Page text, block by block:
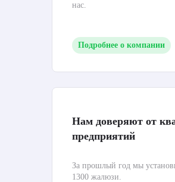
нас.
Подробнее о компании
Нам доверяют от
предприятий
За прошлый год мы
1300 жалюзи.